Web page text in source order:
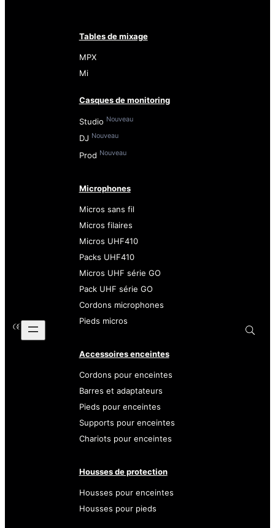
Tables de mixage
MPX
Mi
Casques de monitoring
Studio Nouveau
DJ Nouveau
Prod Nouveau
Microphones
Micros sans fil
Micros filaires
Micros UHF410
Packs UHF410
Micros UHF série GO
Pack UHF série GO
Cordons microphones
Pieds micros
Accessoires enceintes
Cordons pour enceintes
Barres et adaptateurs
Pieds pour enceintes
Supports pour enceintes
Chariots pour enceintes
Housses de protection
Housses pour enceintes
Housses pour pieds